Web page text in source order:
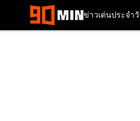
ข่าวเด่นประจำ